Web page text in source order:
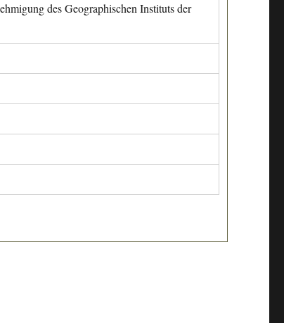
des Geographischen Instituts der